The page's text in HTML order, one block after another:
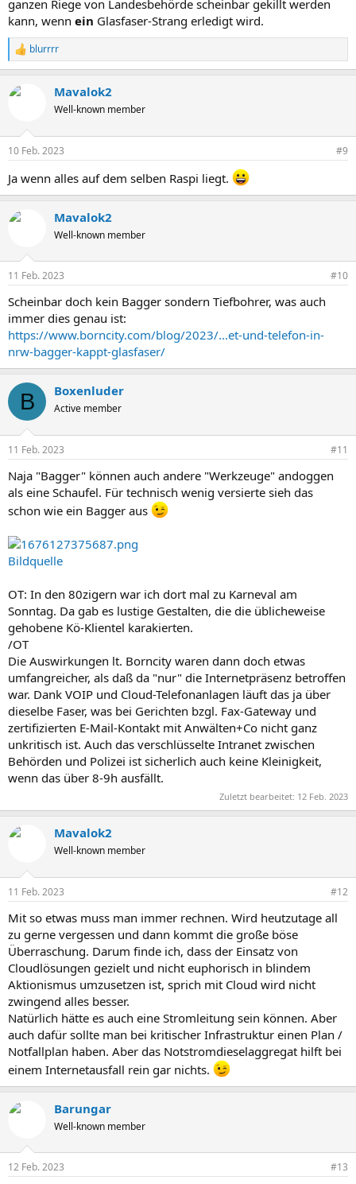
ganzen Riege von Landesbehörde scheinbar gekillt werden
kann, wenn ein Glasfaser-Strang erledigt wird.
R
e
k
e
:
blurrrr
Mavalok2
Well-known member
10 Feb. 2023 #9
Ja wenn alles auf dem selben Raspi liegt.
Mavalok2
Well-known member
11 Feb. 2023 #10
Scheinbar doch kein Bagger sondern Tiefbohrer, was auch
immer dies genau ist:
https://www.borncity.com/blog/2023/...et-und-telefon-in-
nrw-bagger-kappt-glasfaser/
B Boxenluder
Active member
11 Feb. 2023 #11
Naja "Bagger" können auch andere "Werkzeuge" andoggen
als eine Schaufel. Für technisch wenig versierte sieh das
schon wie ein Bagger aus
Bildquelle
OT: In den 80zigern war ich dort mal zu Karneval am
Sonntag. Da gab es lustige Gestalten, die die üblicheweise
gehobene Kö-Klientel karakierten.
/OT
Die Auswirkungen lt. Borncity waren dann doch etwas
umfangreicher, als daß da "nur" die Internetpräsenz betroffen
war. Dank VOIP und Cloud-Telefonanlagen läuft das ja über
dieselbe Faser, was bei Gerichten bzgl. Fax-Gateway und
zertifizierten E-Mail-Kontakt mit Anwälten+Co nicht ganz
unkritisch ist. Auch das verschlüsselte Intranet zwischen
Behörden und Polizei ist sicherlich auch keine Kleinigkeit,
wenn das über 8-9h ausfällt.
Zuletzt bearbeitet: 12 Feb. 2023
Mavalok2
Well-known member
11 Feb. 2023 #12
Mit so etwas muss man immer rechnen. Wird heutzutage all
zu gerne vergessen und dann kommt die große böse
Überraschung. Darum finde ich, dass der Einsatz von
Cloudlösungen gezielt und nicht euphorisch in blindem
Aktionismus umzusetzen ist, sprich mit Cloud wird nicht
zwingend alles besser.
Natürlich hätte es auch eine Stromleitung sein können. Aber
auch dafür sollte man bei kritischer Infrastruktur einen Plan /
Notfallplan haben. Aber das Notstromdieselaggregat hilft bei
einem Internetausfall rein gar nichts.
Barungar
Well-known member
12 Feb. 2023 #13